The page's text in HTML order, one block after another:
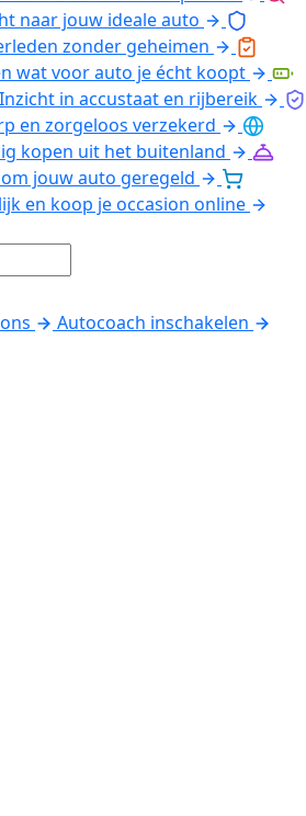
naar jouw ideale auto
zonder geheimen
wat voor auto je écht koopt
Inzicht in accustaat en rijbereik
en zorgeloos verzekerd
kopen uit het buitenland
jouw auto geregeld
en koop je occasion online
Autocoach inschakelen